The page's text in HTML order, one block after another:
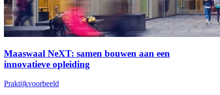
Maaswaal NeXT: samen bouwen aan een
innovatieve opleiding
Praktijkvoorbeeld